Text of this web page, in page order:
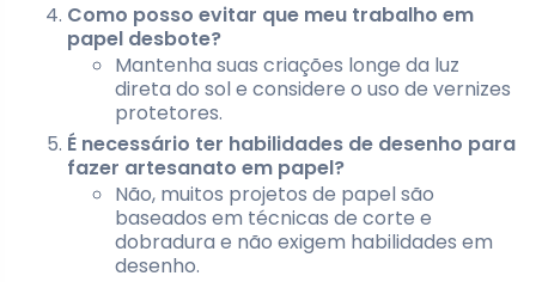
Como posso evitar que meu trabalho em
papel desbote?
Mantenha suas criações longe da luz
direta do sol e considere o uso de vernizes
protetores.
É necessário ter habilidades de desenho para
fazer artesanato em papel?
Não, muitos projetos de papel são
baseados em técnicas de corte e
dobradura e não exigem habilidades em
desenho.